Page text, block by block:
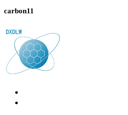
carbon11